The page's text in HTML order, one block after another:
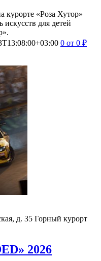
курорте «Роза Хутор»
для детей
0 от 0 ₽
д. 35 Горный курорт
2026